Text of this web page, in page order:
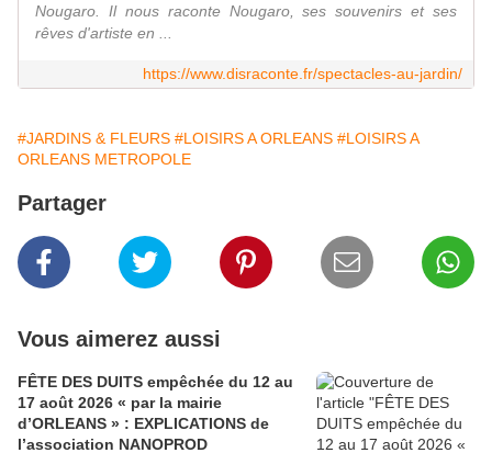
Nougaro. Il nous raconte Nougaro, ses souvenirs et ses
rêves d'artiste en ...
https://www.disraconte.fr/spectacles-au-jardin/
#JARDINS & FLEURS #LOISIRS A ORLEANS #LOISIRS A
ORLEANS METROPOLE
Partager
Vous aimerez aussi
FÊTE DES DUITS empêchée du 12 au
17 août 2026 « par la mairie
d’ORLEANS » : EXPLICATIONS de
l’association NANOPROD